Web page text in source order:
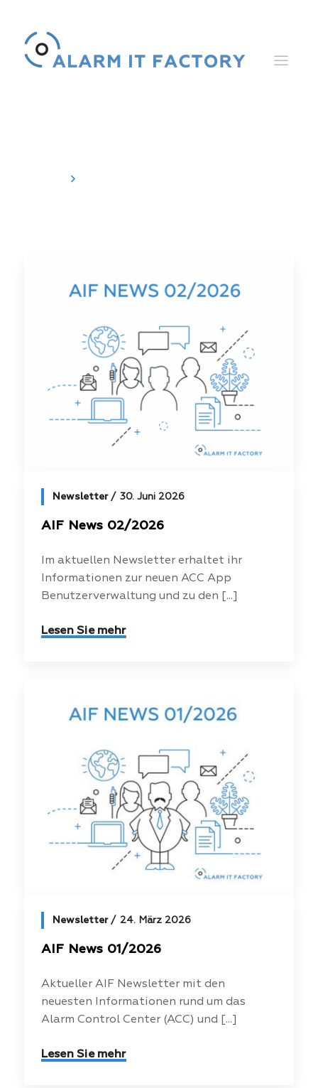
Newsletter 30. Juni 2026
AIF News 02/2026
Im aktuellen Newsletter erhaltet ihr
Informationen zur neuen ACC App
Benutzerverwaltung und zu den [...]
Lesen Sie mehr
Newsletter 24. März 2026
AIF News 01/2026
Aktueller AIF Newsletter mit den
neuesten Informationen rund um das
Alarm Control Center (ACC) und [...]
Lesen Sie mehr